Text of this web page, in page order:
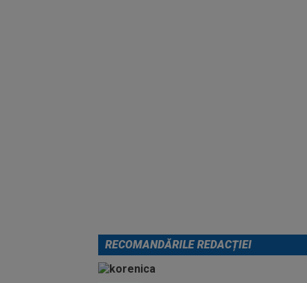
RECOMANDĂRILE REDACȚIEI